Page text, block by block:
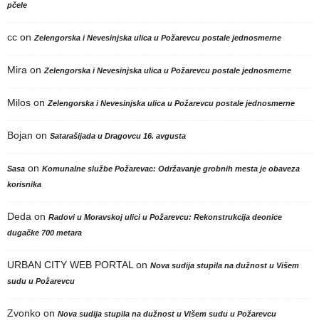
pčele
cc on Zelengorska i Nevesinjska ulica u Požarevcu postale jednosmerne
Mira on Zelengorska i Nevesinjska ulica u Požarevcu postale jednosmerne
Milos on Zelengorska i Nevesinjska ulica u Požarevcu postale jednosmerne
Bojan on Satarašijada u Dragovcu 16. avgusta
Sasa on Komunalne službe Požarevac: Održavanje grobnih mesta je obaveza
korisnika
Deda on Radovi u Moravskoj ulici u Požarevcu: Rekonstrukcija deonice
dugačke 700 metara
URBAN CITY WEB PORTAL on Nova sudija stupila na dužnost u Višem
sudu u Požarevcu
Zvonko on Nova sudija stupila na dužnost u Višem sudu u Požarevcu